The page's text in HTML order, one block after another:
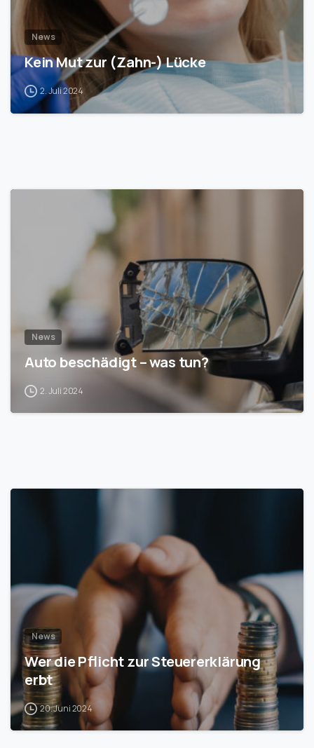
News
Kein Mut zur (Zahn-) Lücke
2. Juli 2024
News
Auto beschädigt – was tun?
2. Juli 2024
News
Wer die Pflicht zur Steuererklärung
erbt
20. Juni 2024